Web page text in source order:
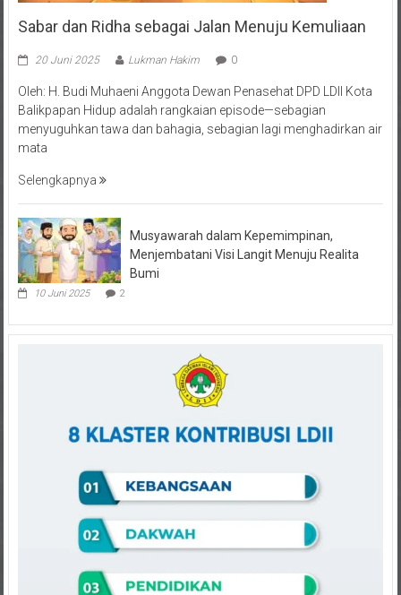
Sabar dan Ridha sebagai Jalan Menuju Kemuliaan
Balikpapan Hidup adalah rangkaian episode—sebagian
menyuguhkan tawa dan bahagia, sebagian lagi menghadirkan air
mata
Menjembatani Visi Langit Menuju Realita
Bumi
10 Juni 2025 2